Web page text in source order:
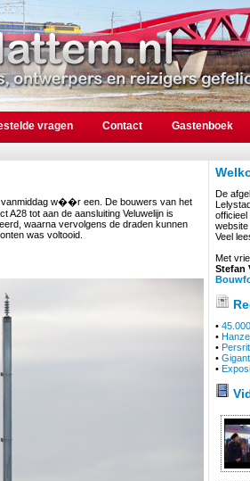
vragen Contact Gastenboek
vanmiddag w��r een. De bouwers van het
A28 tot aan de aansluiting Veluwelijn is
waarna vervolgens de draden kunnen
was voltooid.
De
website
Veel
Met
Stefan
•
•
•
•
•